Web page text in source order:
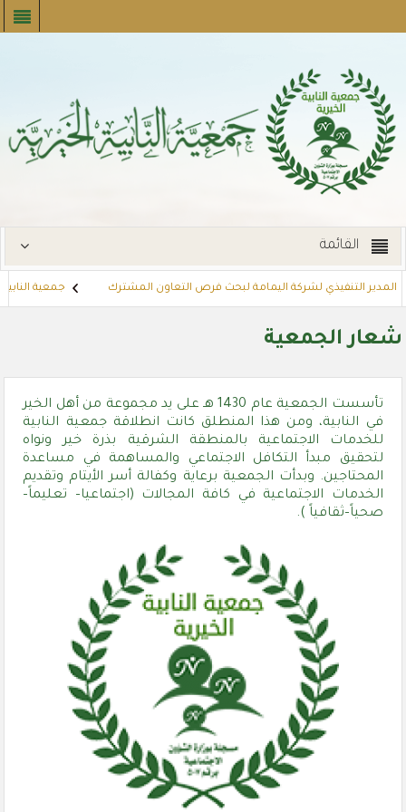
القائمة
المدير التنفيذي لشركة اليمامة لبحث فرص التعاون المشترك جمعية
شعار الجمعية
تأسست الجمعية عام 1430 هـ على يد مجموعة من أهل الخير
في النابية، ومن هذا المنطلق كانت انطلاقة جمعية النابية
للخدمات الاجتماعية بالمنطقة الشرقية بذرة خير ونواه
لتحقيق مبدأ التكافل الاجتماعي والمساهمة في مساعدة
المحتاجين. وبدأت الجمعية برعاية وكفالة أسر الأيتام وتقديم
الخدمات الاجتماعية في كافة المجالات (اجتماعيا– تعليماً–
صحياً–ثقافياً ).